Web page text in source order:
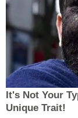
It's Not Your
Unique Trait!